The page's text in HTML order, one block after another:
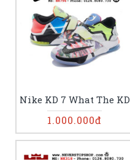
Nike KD 7 What The KD
1.000.000đ